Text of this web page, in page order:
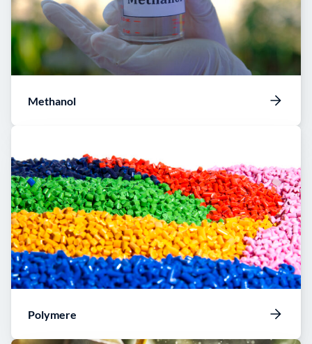
Methanol
Polymere